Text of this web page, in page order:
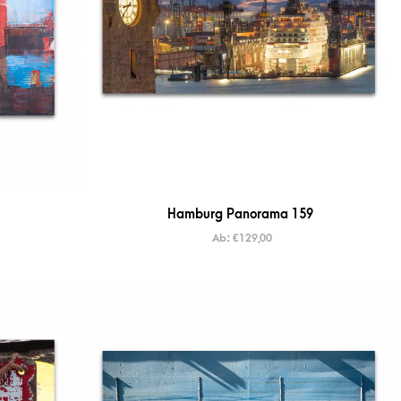
Hamburg Panorama 159
Ab:€129,00